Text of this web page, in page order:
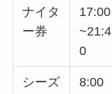
ナイタ
ー券
17:00
~21:4
0
シーズ
8:00